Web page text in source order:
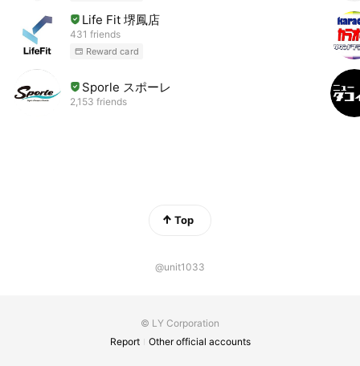
Life Fit 堺鳳店
431 friends
Reward card
Sporle スポーレ
2,153 friends
Top
@unit1033
© LY Corporation
Report
Other official accounts